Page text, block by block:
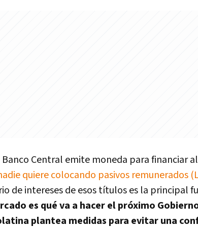
Banco Central emite moneda para financiar
quiere colocando pasivos remunerados
de intereses de esos títulos es la principal
es qué va a hacer el próximo
plantea medidas para evitar una